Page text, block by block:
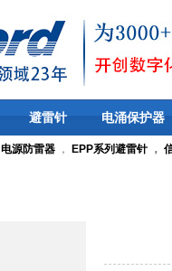
避雷针 电涌保护器
电源防雷器 ， EPP系列避雷针，